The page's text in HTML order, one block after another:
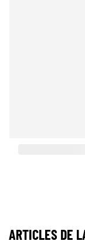
ARTICLES DE